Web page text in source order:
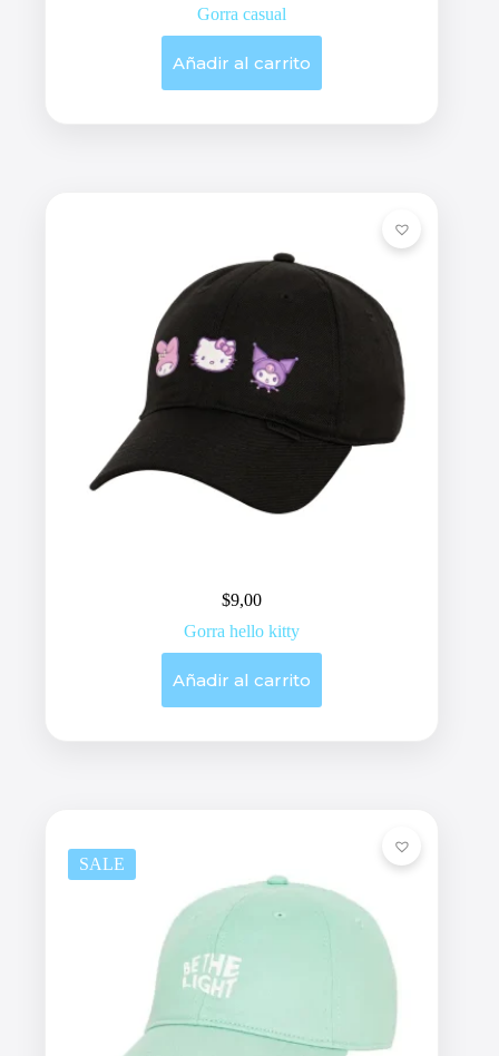
Gorra casual
Añadir al carrito
$9,00
Gorra hello kitty
Añadir al carrito
SALE